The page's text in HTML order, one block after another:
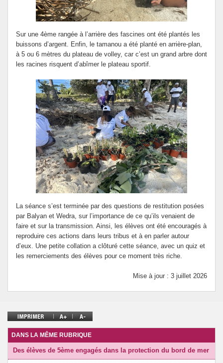
Sur une 4ème rangée à l’arrière des fascines ont été plantés les
buissons d’argent. Enfin, le tamanou a été planté en arrière-plan,
à 5 ou 6 mètres du plateau de volley, car c’est un grand arbre dont
les racines risquent d’abîmer le plateau sportif.
La séance s’est terminée par des questions de restitution posées
par Balyan et Wedra, sur l’importance de ce qu’ils venaient de
faire et sur la transmission. Ainsi, les élèves ont été encouragés à
reproduire ces actions dans leurs tribus et à en parler autour
d’eux. Une petite collation a clôturé cette séance, avec un quiz et
les remerciements des élèves pour ce moment très riche.
Mise à jour : 3 juillet 2026
DANS LA MÊME RUBRIQUE
Des élèves de 5ème engagés dans la protection du bord de mer